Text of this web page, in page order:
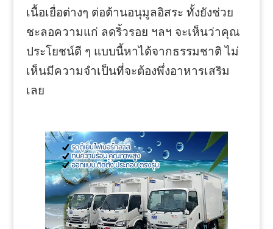
เนื้อเยื่อต่างๆ ต่อต้านอนุมูลอิสระ ทั้งยังช่วย
ชะลอความแก่ ลดริ้วรอย ฯลฯ จะเห็นว่าคุณ
ประโยชน์ดี ๆ แบบนี้หาได้จากธรรมชาติ ไม่
เห็นมีความจำเป็นที่จะต้องพึ่งอาหารเสริม
เลย